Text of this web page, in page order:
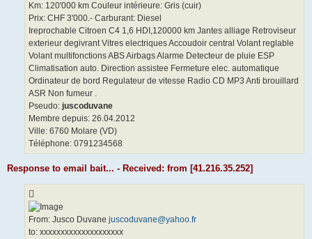
Km: 120'000 km Couleur intérieure: Gris (cuir)
Prix: CHF 3'000.- Carburant: Diesel
Ireprochable Citroen C4 1,6 HDI,120000 km Jantes alliage Retroviseur
exterieur degivrant Vitres electriques Accoudoir central Volant reglable
Volant multifonctions ABS Airbags Alarme Detecteur de pluie ESP
Climatisation auto. Direction assistee Fermeture elec. automatique
Ordinateur de bord Regulateur de vitesse Radio CD MP3 Anti brouillard
ASR Non fumeur .
Pseudo: juscoduvane
Membre depuis: 26.04.2012
Ville: 6760 Molare (VD)
Téléphone: 0791234568
Response to email bait... - Received: from [41.216.35.252]
From: Jusco Duvane juscoduvane@yahoo.fr
to: xxxxxxxxxxxxxxxxxxxx